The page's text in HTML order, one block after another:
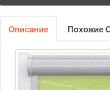
Описание Похожие